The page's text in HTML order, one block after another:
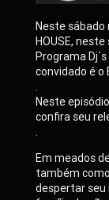
Neste sábado
HOUSE,
Programa
convidado é o
.
Neste
confira seu
.
Em meados
também
despertar seu